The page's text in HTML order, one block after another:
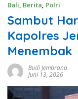
Bali, Berita, Polri
Sambut
Kapolres
Menembak
Budi Jembrana
Juni 13, 2026